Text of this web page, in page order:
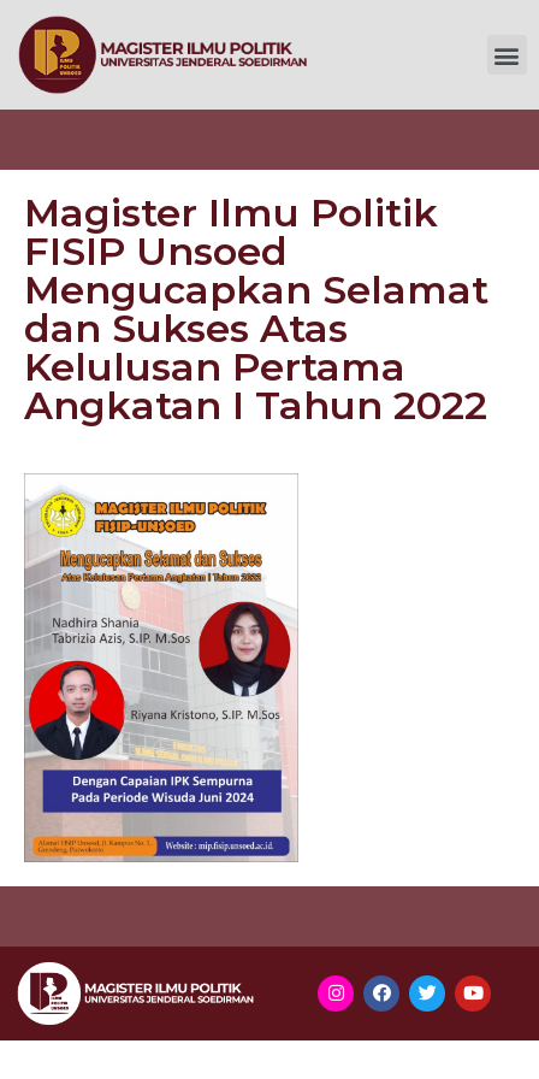
Magister Ilmu Politik
FISIP Unsoed
Mengucapkan Selamat
dan Sukses Atas
Kelulusan Pertama
Angkatan I Tahun 2022